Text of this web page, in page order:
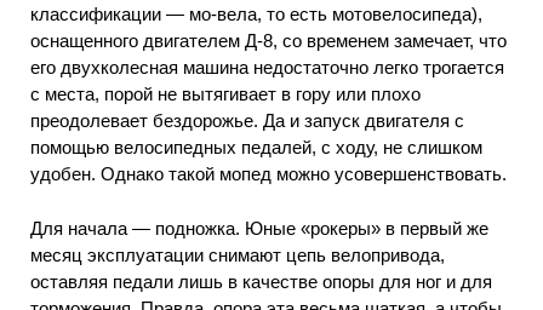
классификации — мо-вела, то есть мотовелосипеда),
оснащенного двигателем Д-8, со временем замечает, что
его двухколесная машина недостаточно легко трогается
с места, порой не вытягивает в гору или плохо
преодолевает бездорожье. Да и запуск двигателя с
помощью велосипедных педалей, с ходу, не слишком
удобен. Однако такой мопед можно усовершенствовать.
Для начала — подножка. Юные «рокеры» в первый же
месяц эксплуатации снимают цепь велопривода,
оставляя педали лишь в качестве опоры для ног и для